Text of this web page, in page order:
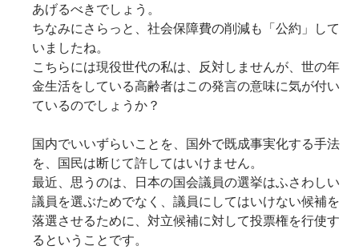
あげるべきでしょう。
ちなみにさらっと、社会保障費の削減も「公約」して
いましたね。
こちらには現役世代の私は、反対しませんが、世の年
金生活をしている高齢者はこの発言の意味に気が付い
ているのでしょうか？
国内でいいずらいことを、国外で既成事実化する手法
を、国民は断じて許してはいけません。
最近、思うのは、日本の国会議員の選挙はふさわしい
議員を選ぶためでなく、議員にしてはいけない候補を
落選させるために、対立候補に対して投票権を行使す
るということです。